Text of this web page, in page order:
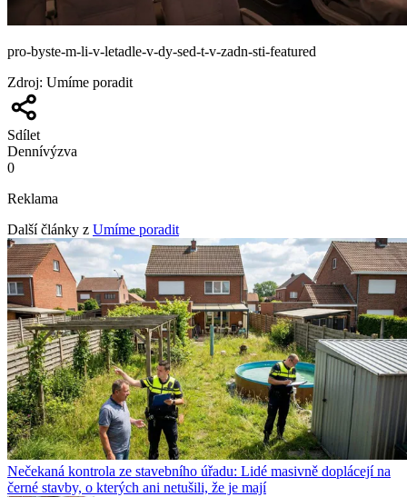
pro-byste-m-li-v-letadle-v-dy-sed-t-v-zadn-sti-featured
Zdroj: Umíme poradit
Sdílet
Dennívýzva
0
Reklama
Další články z Umíme poradit
Nečekaná kontrola ze stavebního úřadu: Lidé masivně doplácejí na
černé stavby, o kterých ani netušili, že je mají